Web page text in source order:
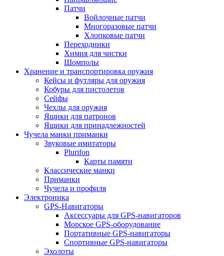
Патчи
Войлочные патчи
Многоразовые патчи
Хлопковые патчи
Переходники
Химия для чистки
Шомполы
Хранение и транспортировка оружия
Кейсы и футляры для оружия
Кобуры для пистолетов
Сейфы
Чехлы для оружия
Ящики для патронов
Ящики для принадлежностей
Чучела манки приманки
Звуковые имитаторы
Plurifon
Карты памяти
Классические манки
Приманки
Чучела и профиля
Электроника
GPS-Навигаторы
Аксессуары для GPS-навигаторов
Морское GPS-оборудование
Портативные GPS-навигаторы
Спортивные GPS-навигаторы
Эхолоты